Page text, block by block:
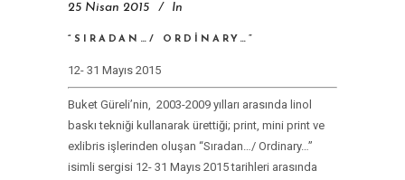
25 Nisan 2015 In
“SIRADAN…/ ORDINARY…”
12- 31 Mayıs 2015
Buket Güreli’nin, 2003-2009 yılları arasında linol
baskı tekniği kullanarak ürettiği; print, mini print ve
exlibris işlerinden oluşan “Sıradan…/ Ordinary…”
isimli sergisi 12- 31 Mayıs 2015 tarihleri arasında